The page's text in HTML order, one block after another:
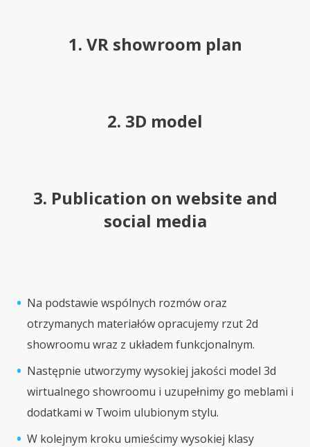
1. VR showroom plan
2. 3D model
3. Publication on website and
social media
Na podstawie wspólnych rozmów oraz
otrzymanych materiałów opracujemy rzut 2d
showroomu wraz z układem funkcjonalnym.
Następnie utworzymy wysokiej jakości model 3d
wirtualnego showroomu i uzupełnimy go meblami i
dodatkami w Twoim ulubionym stylu.
W kolejnym kroku umieścimy wysokiej klasy